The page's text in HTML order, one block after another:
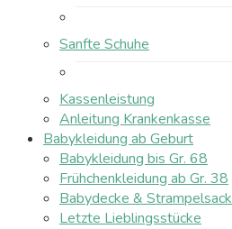
Sanfte Schuhe
Kassenleistung
Anleitung Krankenkasse
Babykleidung ab Geburt
Babykleidung bis Gr. 68
Frühchenkleidung ab Gr. 38
Babydecke & Strampelsack
Letzte Lieblingsstücke